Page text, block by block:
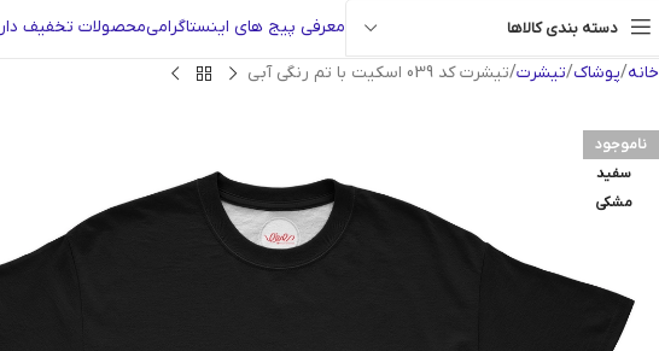
دسته بندی کالاها معرفی پیج های اینستاگرامیمحصولات تخفیف دار
خانه پوشاک تیشرت تیشرت کد 039 اسکیت با تم رنگی آبی
ناموجود
سفید
مشکی